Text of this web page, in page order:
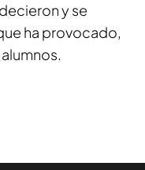
y se
ha provocado,